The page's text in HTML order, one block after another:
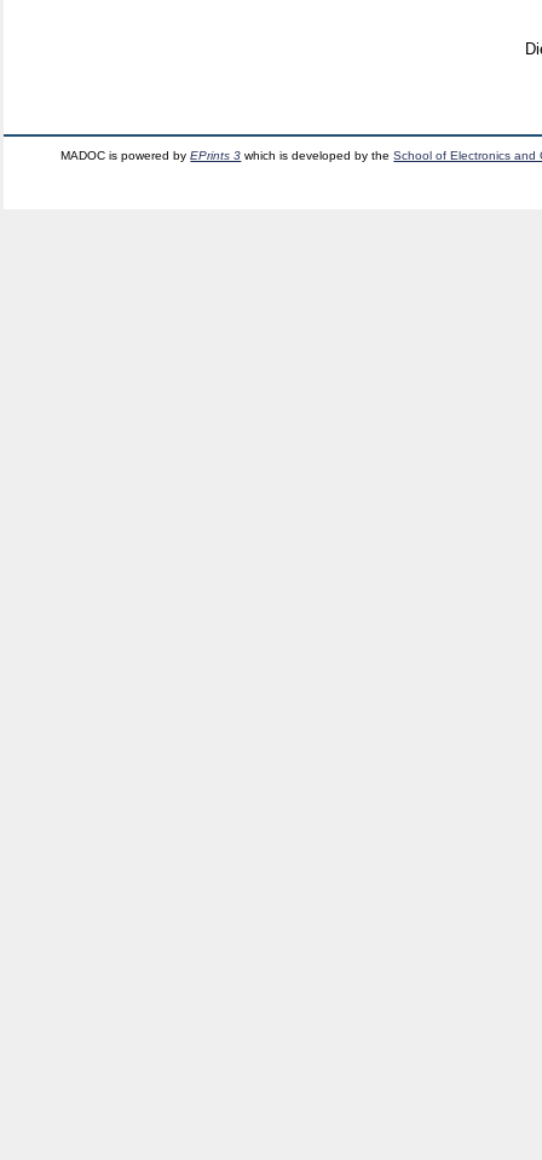
MADOC is powered byEPrints 3 which is developed by theSchool of Electronics and